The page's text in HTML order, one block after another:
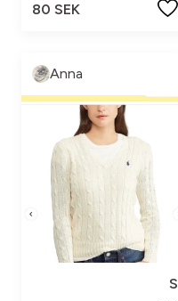
80 SEK
Anna
S